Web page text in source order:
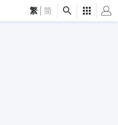
繁 简